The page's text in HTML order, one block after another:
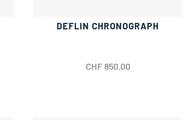
DEFLIN CHRONOGRAPH
CHF850.00